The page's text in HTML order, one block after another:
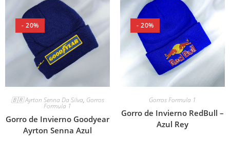
- 20%
🇧🇷 Ayrton Senna Da Silva, Gorros
Formula 1
Gorro de Invierno Goodyear
Ayrton Senna Azul
- 20%
Gorros Formula 1
Gorro de Invierno RedBull –
Azul Rey